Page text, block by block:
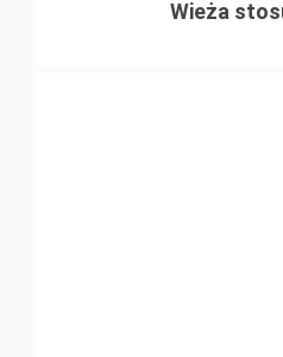
Wieża